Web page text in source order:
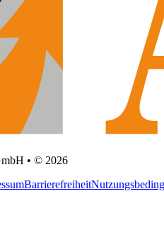
• © 2026
Barrierefreiheit